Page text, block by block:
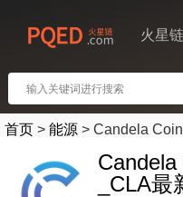
火星链
首页 > 能源 > Candela Coin
_CLA